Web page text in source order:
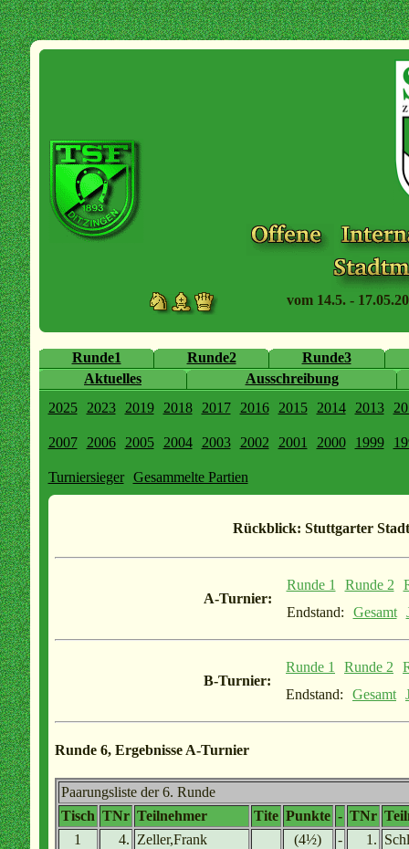
vom 14.5. -
Runde1 Runde2
Runde3
Aktuelles
Ausschreibung
2025
2023 2019 2018 2017 2016 2015 2014 2013
2007 2006 2005 2004 2003 2002 2001 2000 1999
Turniersieger Gesammelte Partien
Rückblick: Stuttgarter
A-Turnier:
Runde 1 Runde 2
Endstand:
Gesamt
B-Turnier:
Runde 1 Runde 2
Endstand:
Gesamt
Runde 6, Ergebnisse A-Turnier
Paarungsliste der 6. Runde
Tisch TNr Teilnehmer Tite Punkte - TNr
1
4. Zeller,Frank (4½) - 1.